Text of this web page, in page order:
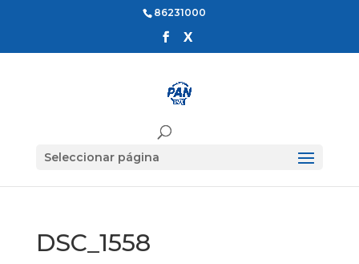
86231000
Seleccionar página
DSC_1558